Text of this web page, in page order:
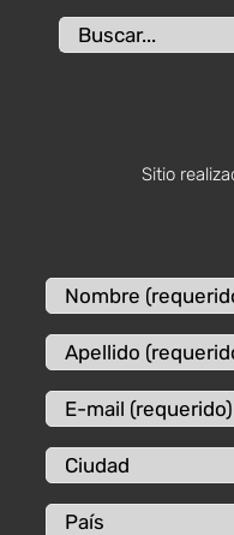
Buscar:
Sitio